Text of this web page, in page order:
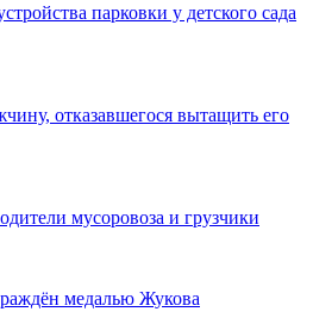
парковки у детского сада
отказавшегося вытащить его
мусоровоза и грузчики
медалью Жукова